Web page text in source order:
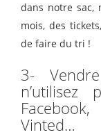
dans notre sac,
mois, des
de faire du tri !
3-
n’utilisez
Vinted…